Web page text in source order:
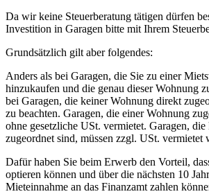
Da wir keine Steuerberatung tätigen dürfen
Investition in Garagen bitte mit Ihrem
Grundsätzlich gilt aber folgendes:
Anders als bei Garagen, die Sie zu einer
hinzukaufen und die genau dieser Wohnung
bei Garagen, die keiner Wohnung direkt
zu beachten. Garagen, die einer Wohnung
ohne gesetzliche USt. vermietet. Garagen,
zugeordnet sind, müssen zzgl. USt. vermietet
Dafür haben Sie beim Erwerb den Vorteil,
optieren können und über die nächsten 10
Mieteinnahme an das Finanzamt zahlen